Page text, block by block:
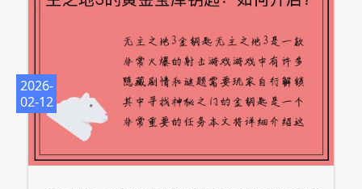
2026-
02-12